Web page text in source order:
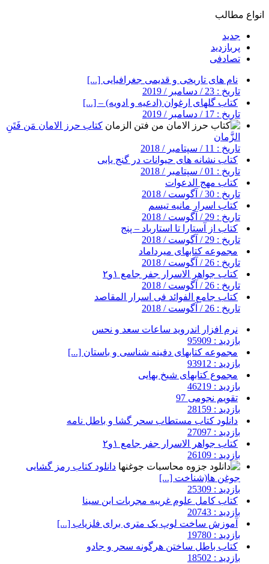
انواع مطالب
جدید
پربازدید
تصادفی
نام های تاریخی و قدیمی جغرافیایی [...]
تاریخ : 23 / دسامبر / 2019
کتاب گلهای ارغوان (ادعیه و ادویه) – [...]
تاریخ : 17 / دسامبر / 2019
کتاب حرز الامان مَن فَتَنِ
الزَّمان
تاریخ : 11 / سپتامبر / 2018
کتاب نشانه های حیوانات در گنج یابی
تاریخ : 01 / سپتامبر / 2018
کتاب مهج الدعوات
تاریخ : 30 / آگوست / 2018
کتاب اسرار مانیه تیسم
تاریخ : 29 / آگوست / 2018
کتاب از آستارا تا استارباد – پنج
تاریخ : 29 / آگوست / 2018
مجموعه کتابهای میرداماد
تاریخ : 26 / آگوست / 2018
کتاب جواهر الاسرار جفر جامع ۱و۲
تاریخ : 26 / آگوست / 2018
کتاب جامع الفوائد فی اسرار المقاصد
تاریخ : 26 / آگوست / 2018
نرم افزار اندروید ساعات سعد و نحس
بازدید : 95909
مجموعه کتابهای دفینه شناسی و باستان [...]
بازدید : 93912
مجموع کتابهای شیخ بهایی
بازدید : 46219
تقویم نجومی 97
بازدید : 28159
دانلود کتاب مستطاب سحر گشا و باطل نامه
بازدید : 27097
کتاب جواهر الاسرار جفر جامع ۱و۲
بازدید : 26109
دانلود کتاب رمز گشایی
جوغن ها(شناخت [...]
بازدید : 25309
کتاب کامل علوم غریبه مجربات ابن سینا
بازدید : 20743
آموزش ساخت لوپ یک متری برای فلزیاب [...]
بازدید : 19780
کتاب باطل ساختن هرگونه سحر و جادو
بازدید : 18502